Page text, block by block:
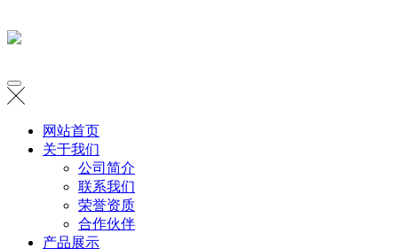
网站首页
关于我们
公司简介
联系我们
荣誉资质
合作伙伴
产品展示